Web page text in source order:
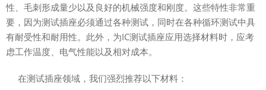
性、毛刺形成量少以及良好的机械强度和刚度。这些特性非常重
要，因为测试插座必须通过各种测试，同时在各种循环测试中具
有耐受性和耐用性。此外，为IC测试插座应用选择材料时，应考
虑工作温度、电气性能以及相对成本。
在测试插座领域，我们强烈推荐以下材料：